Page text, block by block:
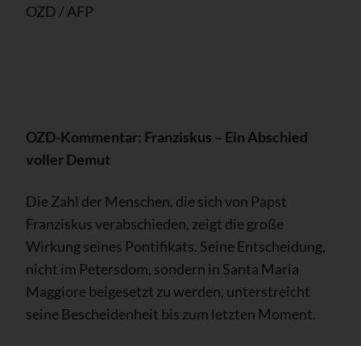
OZD / AFP
OZD-Kommentar: Franziskus – Ein Abschied
voller Demut
Die Zahl der Menschen, die sich von Papst
Franziskus verabschieden, zeigt die große
Wirkung seines Pontifikats. Seine Entscheidung,
nicht im Petersdom, sondern in Santa Maria
Maggiore beigesetzt zu werden, unterstreicht
seine Bescheidenheit bis zum letzten Moment.